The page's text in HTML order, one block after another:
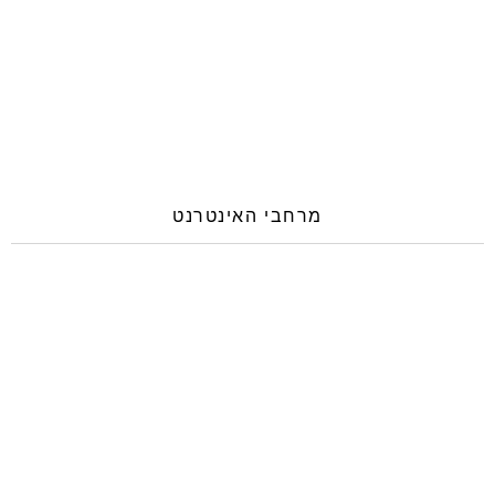
מרחבי האינטרנט